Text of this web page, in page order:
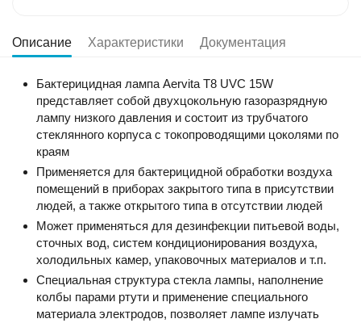
Описание Характеристики Документация
Бактерицидная лампа Aervita T8 UVC 15W
представляет собой двухцокольную газоразрядную
лампу низкого давления и состоит из трубчатого
стеклянного корпуса с токопроводящими цоколями по
краям
Применяется для бактерицидной обработки воздуха
помещений в приборах закрытого типа в присутствии
людей, а также открытого типа в отсутствии людей
Может применяться для дезинфекции питьевой воды,
сточных вод, систем кондиционирования воздуха,
холодильных камер, упаковочных материалов и т.п.
Специальная структура стекла лампы, наполнение
колбы парами ртути и применение специального
материала электродов, позволяет лампе излучать